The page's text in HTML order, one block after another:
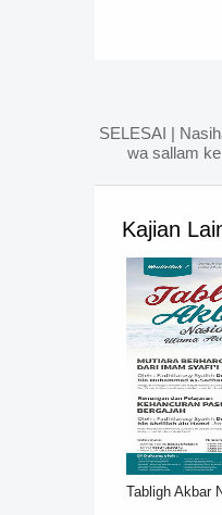
SELESAI |
wa sallam
Kajian
Tabligh Akbar